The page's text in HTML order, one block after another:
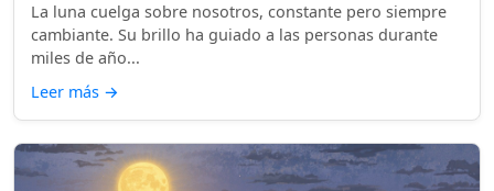
La luna cuelga sobre nosotros, constante pero siempre
cambiante. Su brillo ha guiado a las personas durante
miles de año...
Leer más →